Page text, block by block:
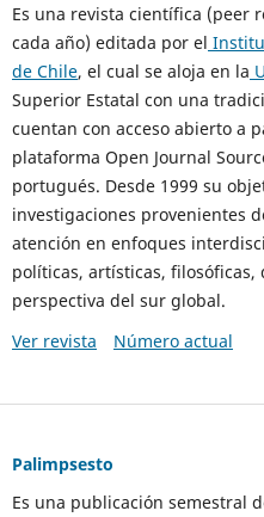
Es una revista científica (peer
cada año) editada por el
de Chile, el cual se aloja en la
Superior Estatal con una
cuentan con acceso abierto a
plataforma Open Journal
portugués. Desde 1999 su
investigaciones provenientes
atención en enfoques
políticas, artísticas,
perspectiva del sur global.
Ver revista
Número actual
Palimpsesto
Es una publicación semestral